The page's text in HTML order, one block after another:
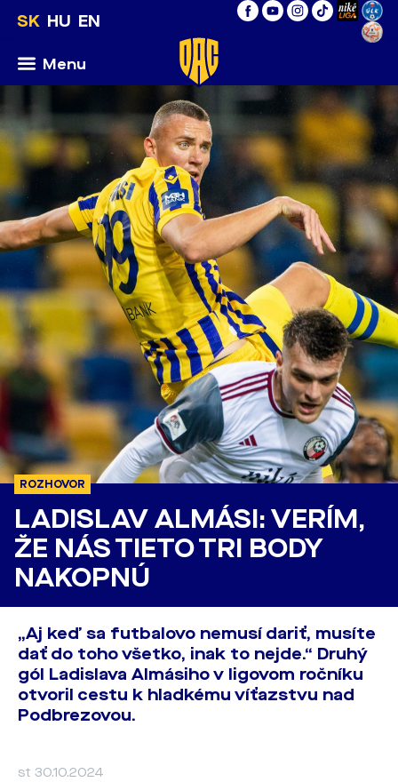
SK HU EN
Menu
ROZHOVOR
LADISLAV ALMÁSI: VERÍM,
ŽE NÁS TIETO TRI BODY
NAKOPNÚ
„Aj keď sa futbalovo nemusí dariť, musíte
dať do toho všetko, inak to nejde.“ Druhý
gól Ladislava Almásiho v ligovom ročníku
otvoril cestu k hladkému víťazstvu nad
Podbrezovou.
st 30.10.2024